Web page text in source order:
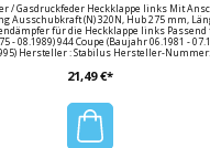
/ Gasdruckfeder Heckklappe links Mit
Ausschubkraft (N) 320N, Hub 275 mm,
für die Heckklappe links Passend
- 08.1989) 944 Coupe (Baujahr 06.1981 -
Hersteller : Stabilus Hersteller-
21,49 €*